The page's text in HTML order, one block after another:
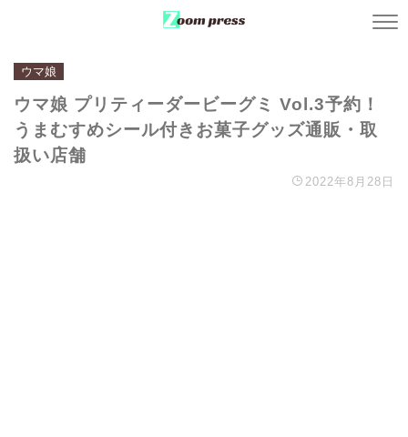
ウマ娘
ウマ娘 プリティーダービーグミ Vol.3予約！
うまむすめシール付きお菓子グッズ通販・取
扱い店舗
2022年8月28日